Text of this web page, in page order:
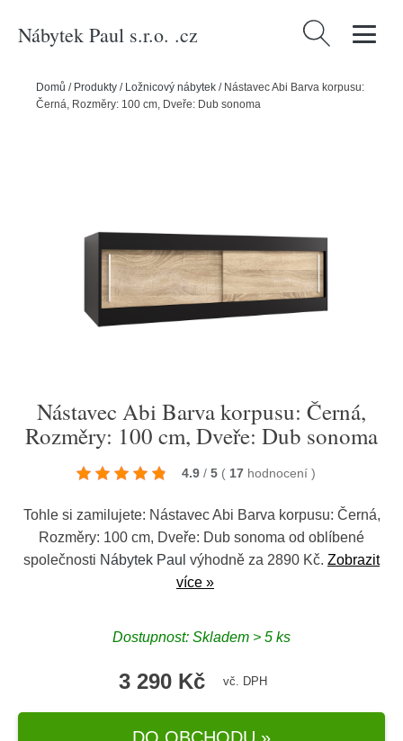
Nábytek Paul s.r.o. .cz Vyhledávání
Domů / Produkty / Ložnicový nábytek / Nástavec Abi Barva korpusu:
Černá, Rozměry: 100 cm, Dveře: Dub sonoma
Nástavec Abi Barva korpusu: Černá,
Rozměry: 100 cm, Dveře: Dub sonoma
4.9 / 5 ( 17 hodnocení )
Tohle si zamilujete: Nástavec Abi Barva korpusu: Černá,
Rozměry: 100 cm, Dveře: Dub sonoma od oblíbené
společnosti Nábytek Paul výhodně za 2890 Kč. Zobrazit
více »
Dostupnost: Skladem > 5 ks
3 290 Kč vč. DPH
DO OBCHODU »